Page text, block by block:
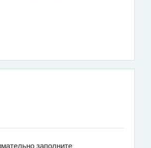
заполните